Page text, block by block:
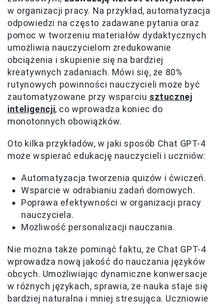
w organizacji pracy. Na przykład, automatyzacja
odpowiedzi na często zadawane pytania oraz
pomoc w tworzeniu materiałów dydaktycznych
umożliwia nauczycielom zredukowanie
obciążenia i skupienie się na bardziej
kreatywnych zadaniach. Mówi się, że 80%
rutynowych powinności nauczycieli może być
zautomatyzowane przy wsparciu sztucznej
inteligencji, co wprowadza koniec do
monotonnych obowiązków.
Oto kilka przykładów, w jaki sposób Chat GPT-4
może wspierać edukację nauczycieli i uczniów:
Automatyzacja tworzenia quizów i ćwiczeń.
Wsparcie w odrabianiu zadań domowych.
Poprawa efektywności w organizacji pracy
nauczyciela.
Możliwość personalizacji nauczania.
Nie można także pominąć faktu, że Chat GPT-4
wprowadza nową jakość do nauczania języków
obcych. Umożliwiając dynamiczne konwersacje
w różnych językach, sprawia, że nauka staje się
bardziej naturalna i mniej stresująca. Uczniowie